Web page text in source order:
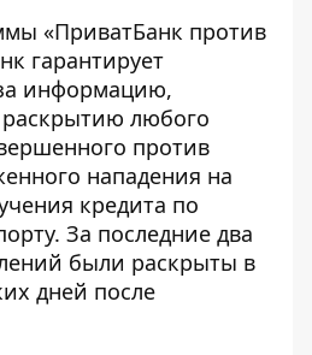
«ПриватБанк против
гарантирует
информацию,
любого
против
нападения на
кредита по
За последние два
были раскрыты в
дней после